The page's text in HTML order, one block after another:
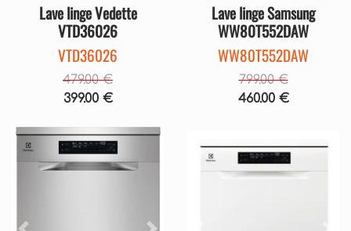
Lave linge Vedette
VTD36026
VTD36026
479.00 €
399.00 €
Lave linge Samsung
WW80T552DAW
WW80T552DAW
799.00 €
460.00 €